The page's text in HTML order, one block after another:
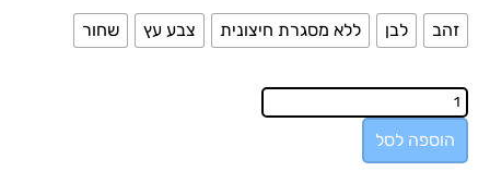
זהב
לבן ללא מסגרת חיצונית צבע עץ שחור
הוספה לסל